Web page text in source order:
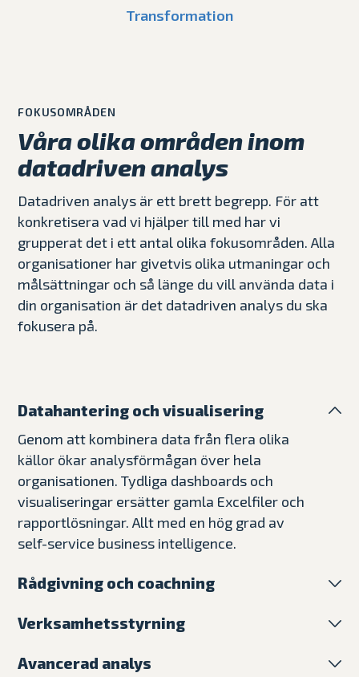
Transformation
FOKUSOMRÅDEN
Våra olika områden inom
datadriven analys
Datadriven analys är ett brett begrepp. För att
konkretisera vad vi hjälper till med har vi
grupperat det i ett antal olika fokusområden. Alla
organisationer har givetvis olika utmaningar och
målsättningar och så länge du vill använda data i
din organisation är det datadriven analys du ska
fokusera på.
Datahantering och visualisering
Genom att kombinera data från flera olika
källor ökar analysförmågan över hela
organisationen. Tydliga dashboards och
visualiseringar ersätter gamla Excelfiler och
rapportlösningar. Allt med en hög grad av
self-service business intelligence.
Rådgivning och coachning
Vi hjälper organisationer att samla ihop
den senaste tekniken säkerställer en
Verksamhetsstyrning
proaktiv verksamhetsstyrning. Med
Avancerad analys